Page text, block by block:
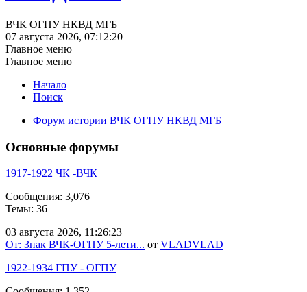
ВЧК ОГПУ НКВД МГБ
07 августа 2026, 07:12:20
Главное меню
Главное меню
Начало
Поиск
Форум истории ВЧК ОГПУ НКВД МГБ
Основные форумы
1917-1922 ЧК -ВЧК
Сообщения: 3,076
Темы: 36
03 августа 2026, 11:26:23
От: Знак ВЧК-ОГПУ 5-лети... от VLADVLAD
1922-1934 ГПУ - ОГПУ